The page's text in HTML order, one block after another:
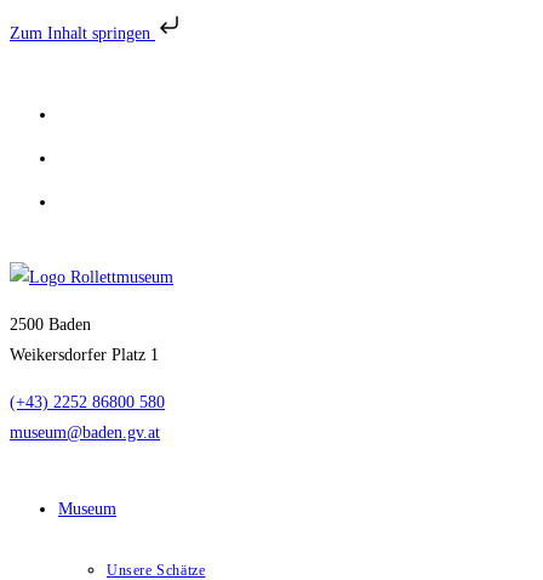
Zum Inhalt springen
springen
2500 Baden
Weikersdorfer Platz 1
(+43) 2252 86800 580
museum@baden.gv.at
Museum
Unsere Schätze